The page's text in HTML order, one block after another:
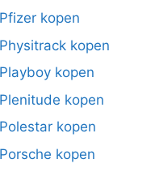
kopen
kopen
kopen
kopen
kopen
kopen